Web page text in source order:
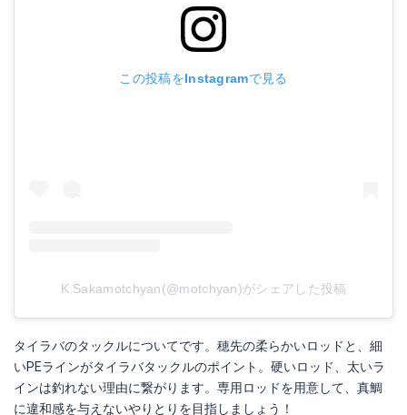
この投稿をInstagramで見る
K.Sakamotchyan(@motchyan)がシェアした投稿
タイラバのタックルについてです。穂先の柔らかいロッドと、細
いPEラインがタイラバタックルのポイント。硬いロッド、太いラ
インは釣れない理由に繋がります。専用ロッドを用意して、真鯛
に違和感を与えないやりとりを目指しましょう！